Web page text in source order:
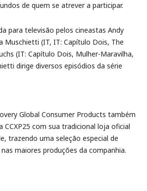
de quem se atrever a participar.
para televisão pelos cineastas Andy
Muschietti (IT, IT: Capítulo Dois, The
(IT: Capítulo Dois, Mulher-Maravilha,
dirige diversos episódios da série
Global Consumer Products também
CCXP25 com sua tradicional loja oficial
trazendo uma seleção especial de
maiores produções da companhia.